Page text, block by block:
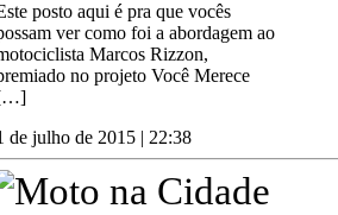
posto aqui é pra que vocês
ver como foi a abordagem ao
Marcos Rizzon,
no projeto Você Merece
de julho de 2015 | 22:38
Moto na Cidade